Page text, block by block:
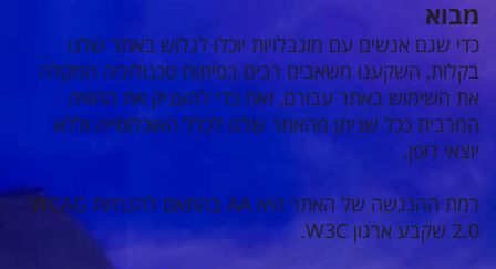
מבוא
כדי שגם אנשים עם מוגבלויות יוכלו לגלוש באתר שלנו
בקלות, השקענו משאבים רבים בפיתוח טכנולוגיה המקלה
את השימוש באתר עבורם, זאת כדי להעניק את החוויה
המרבית ככל שניתן מהאתר שלנו לכלל האוכלוסייה וללא
יוצאי דופן.
רמת ההנגשה של האתר היא AA בהתאם להנחיות WCAG
2.0 שקבע ארגון W3C.